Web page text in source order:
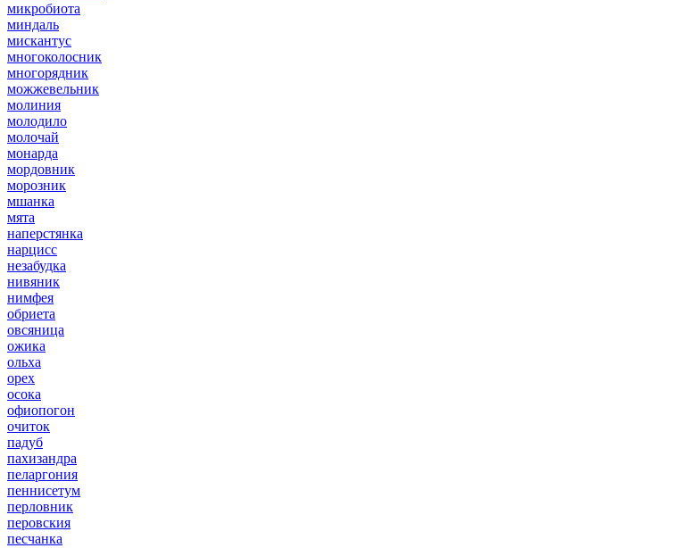
микробиота
миндаль
мискантус
многоколосник
многорядник
можжевельник
молиния
молодило
молочай
монарда
мордовник
морозник
мшанка
мята
наперстянка
нарцисс
незабудка
нивяник
нимфея
обриета
овсяница
ожика
ольха
орех
осока
офиопогон
очиток
падуб
пахизандра
пеларгония
пеннисетум
перловник
перовския
песчанка